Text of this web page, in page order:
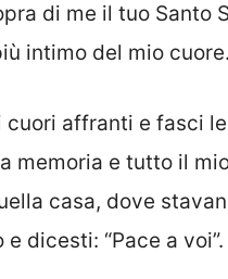
di me il tuo Santo
intimo del mio cuore.
cuori affranti e fasci
memoria e tutto il
casa, dove
e dicesti: “Pace a